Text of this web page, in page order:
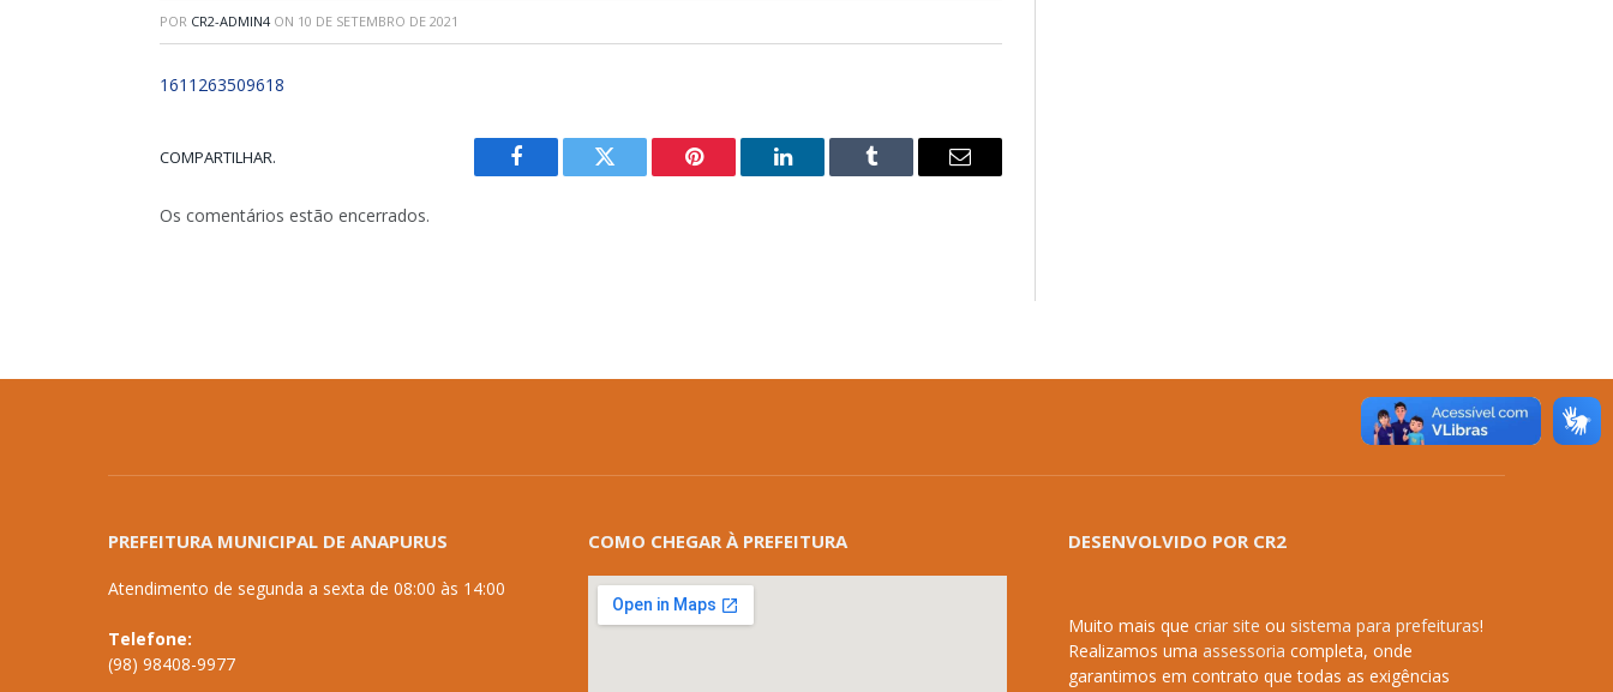
POR CR2-ADMIN4 ON 10 DE SETEMBRO DE 2021
1611263509618
COMPARTILHAR.
Facebook Twitter Pinterest LinkedIn Tumblr
E-
Os comentários estão encerrados.
PREFEITURA MUNICIPAL DE ANAPURUS
Atendimento de segunda a sexta de 08:00 às 14:00
Telefone:
(98) 98408-9977
COMO CHEGAR À PREFEITURA DESENVOLVIDO POR CR2
Muito mais que criar site ou sistema para prefeituras!
Realizamos uma assessoria completa, onde
garantimos em contrato que todas as exigências